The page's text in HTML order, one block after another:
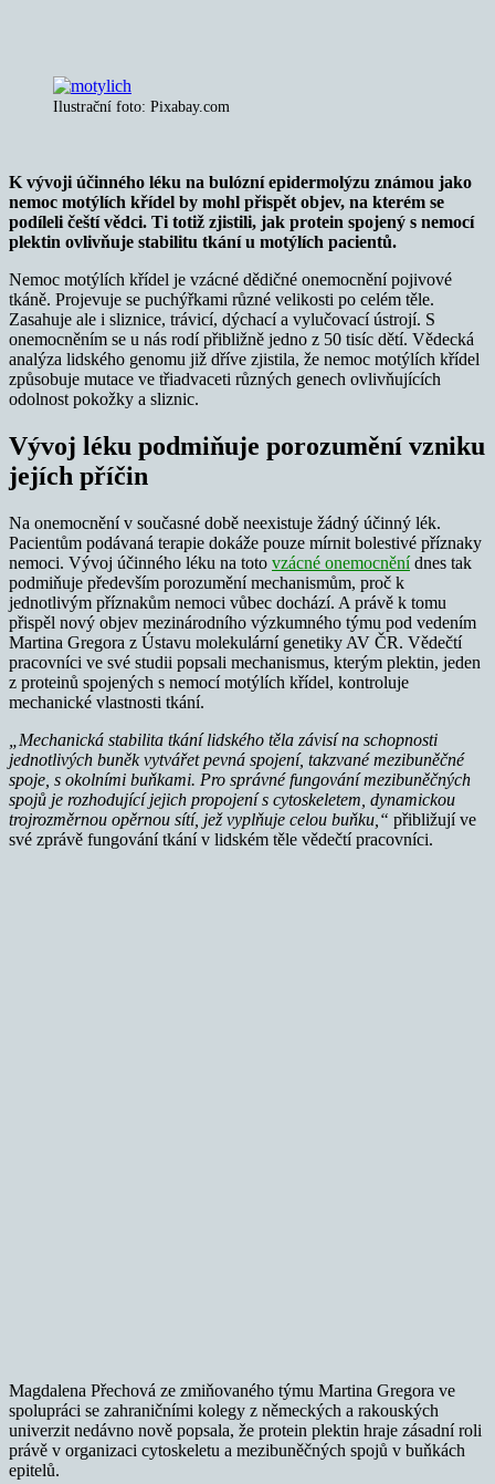
Ilustrační foto: Pixabay.com
K vývoji účinného léku na bulózní epidermolýzu známou jako
nemoc motýlích křídel by mohl přispět objev, na kterém se
podíleli čeští vědci. Ti totiž zjistili, jak protein spojený s nemocí
plektin ovlivňuje stabilitu tkání u motýlích pacientů.
Nemoc motýlích křídel je vzácné dědičné onemocnění pojivové
tkáně. Projevuje se puchýřkami různé velikosti po celém těle.
Zasahuje ale i sliznice, trávicí, dýchací a vylučovací ústrojí. S
onemocněním se u nás rodí přibližně jedno z 50 tisíc dětí. Vědecká
analýza lidského genomu již dříve zjistila, že nemoc motýlích křídel
způsobuje mutace ve třiadvaceti různých genech ovlivňujících
odolnost pokožky a sliznic.
Vývoj léku podmiňuje porozumění vzniku
jejích příčin
Na onemocnění v současné době neexistuje žádný účinný lék.
Pacientům podávaná terapie dokáže pouze mírnit bolestivé příznaky
nemoci. Vývoj účinného léku na toto vzácné onemocněnídnes tak
podmiňuje především porozumění mechanismům, proč k
jednotlivým příznakům nemoci vůbec dochází. A právě k tomu
přispěl nový objev mezinárodního výzkumného týmu pod vedením
Martina Gregora z Ústavu molekulární genetiky AV ČR. Vědečtí
pracovníci ve své studii popsali mechanismus, kterým plektin, jeden
z proteinů spojených s nemocí motýlích křídel, kontroluje
mechanické vlastnosti tkání.
„Mechanická stabilita tkání lidského těla závisí na schopnosti
jednotlivých buněk vytvářet pevná spojení, takzvané mezibuněčné
spoje, s okolními buňkami. Pro správné fungování mezibuněčných
spojů je rozhodující jejich propojení s cytoskeletem, dynamickou
trojrozměrnou opěrnou sítí, jež vyplňuje celou buňku,“ přibližují ve
své zprávě fungování tkání v lidském těle vědečtí pracovníci.
Magdalena Přechová ze zmiňovaného týmu Martina Gregora ve
spolupráci se zahraničními kolegy z německých a rakouských
univerzit nedávno nově popsala, že protein plektin hraje zásadní roli
právě v organizaci cytoskeletu a mezibuněčných spojů v buňkách
epitelů.